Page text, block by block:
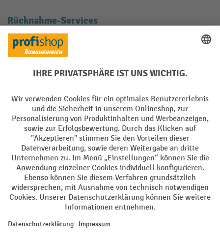
Rücknahme-Services
Elektrogeräte Rückname
Batterie Rückname
Impressum Datenschutz
Barrierefreiheit Grounding Page Privacy Settings
Alle Preise exkl. gesetzl. Mehrwertsteuer zzgl.Versandkostenund ggf.
Nachnahmegebühren, wenn nicht anders angegeben.
¹ Der Rabatt gilt so lange der Vorrat reicht. Der Rabatt gilt nicht auf
oder Gutscheinen ist nicht möglich. | ² Der Rabatt wird einmalig bei